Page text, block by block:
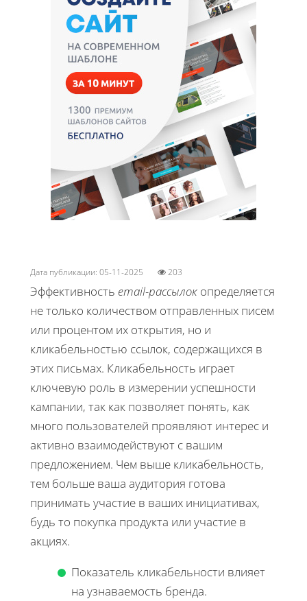
Дата публикации: 05-11-2025 203
Эффективность email-рассылок определяется
не только количеством отправленных писем
или процентом их открытия, но и
кликабельностью ссылок, содержащихся в
этих письмах. Кликабельность играет
ключевую роль в измерении успешности
кампании, так как позволяет понять, как
много пользователей проявляют интерес и
активно взаимодействуют с вашим
предложением. Чем выше кликабельность,
тем больше ваша аудитория готова
принимать участие в ваших инициативах,
будь то покупка продукта или участие в
акциях.
Показатель кликабельности влияет
на узнаваемость бренда.